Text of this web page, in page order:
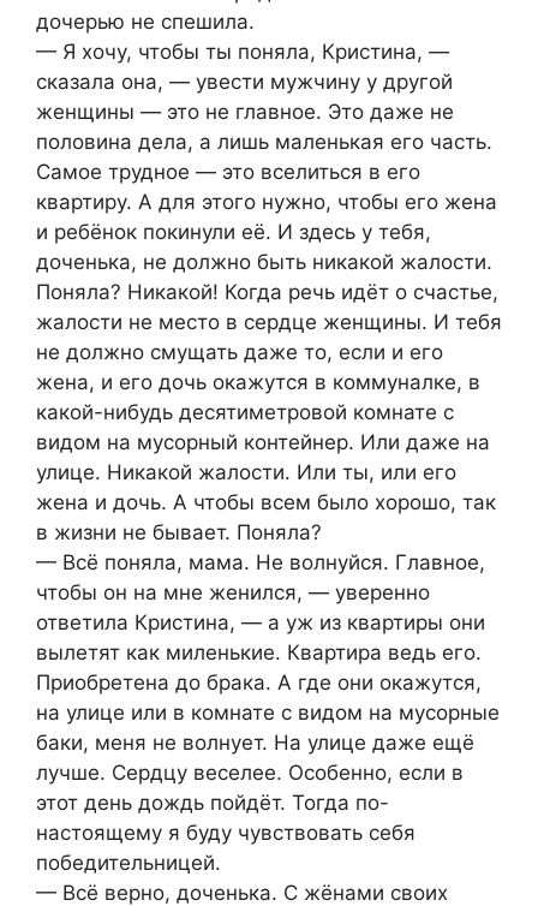
дочерью не спешила.
— Я хочу, чтобы ты поняла, Кристина, —
сказала она, — увести мужчину у другой
женщины — это не главное. Это даже не
половина дела, а лишь маленькая его часть.
Самое трудное — это вселиться в его
квартиру. А для этого нужно, чтобы его жена
и ребёнок покинули её. И здесь у тебя,
доченька, не должно быть никакой жалости.
Поняла? Никакой! Когда речь идёт о счастье,
жалости не место в сердце женщины. И тебя
не должно смущать даже то, если и его
жена, и его дочь окажутся в коммуналке, в
какой-нибудь десятиметровой комнате с
видом на мусорный контейнер. Или даже на
улице. Никакой жалости. Или ты, или его
жена и дочь. А чтобы всем было хорошо, так
в жизни не бывает. Поняла?
— Всё поняла, мама. Не волнуйся. Главное,
чтобы он на мне женился, — уверенно
ответила Кристина, — а уж из квартиры они
вылетят как миленькие. Квартира ведь его.
Приобретена до брака. А где они окажутся,
на улице или в комнате с видом на мусорные
баки, меня не волнует. На улице даже ещё
лучше. Сердцу веселее. Особенно, если в
этот день дождь пойдёт. Тогда по-
настоящему я буду чувствовать себя
победительницей.
— Всё верно, доченька. С жёнами своих